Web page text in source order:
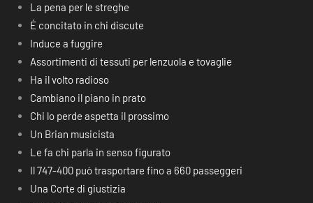
La pena per le streghe
É concitato in chi discute
Induce a fuggire
Assortimenti di tessuti per lenzuola e tovaglie
Ha il volto radioso
Cambiano il piano in prato
Chi lo perde aspetta il prossimo
Un Brian musicista
Le fa chi parla in senso figurato
Il 747-400 può trasportare fino a 660 passeggeri
Una Corte di giustizia